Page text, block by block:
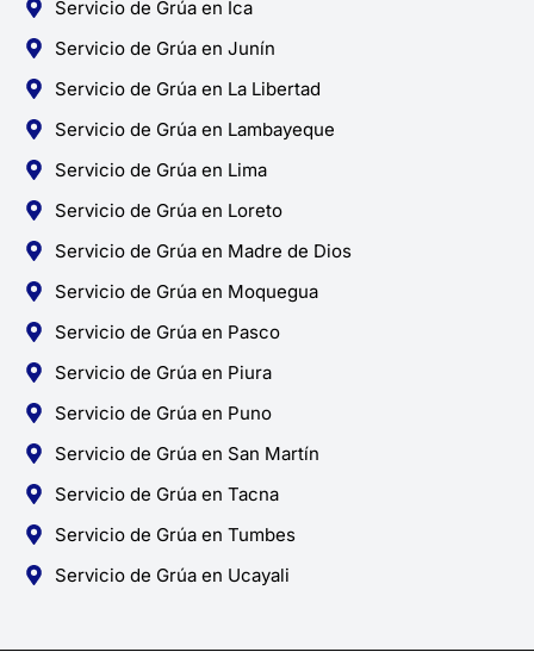
Servicio de Grúa en Ica
Servicio de Grúa en Junín
Servicio de Grúa en La Libertad
Servicio de Grúa en Lambayeque
Servicio de Grúa en Lima
Servicio de Grúa en Loreto
Servicio de Grúa en Madre de Dios
Servicio de Grúa en Moquegua
Servicio de Grúa en Pasco
Servicio de Grúa en Piura
Servicio de Grúa en Puno
Servicio de Grúa en San Martín
Servicio de Grúa en Tacna
Servicio de Grúa en Tumbes
Servicio de Grúa en Ucayali